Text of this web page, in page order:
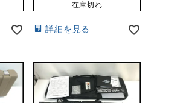
在庫切れ
詳細を見る